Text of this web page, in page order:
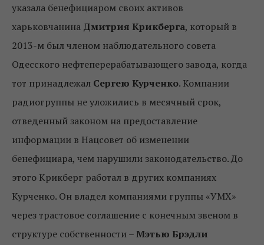
указала бенефициаром своих активов
харьковчанина Дмитрия Крикберга, который в
2013-м был членом наблюдательного совета
Одесского нефтеперерабатывающего завода, когда
тот принадлежал Сергею Курченко. Компании
радиогруппы не уложились в месячный срок,
отведенный законом на предоставление
информации в Нацсовет об изменении
бенефициара, чем нарушили законодательство. До
этого Крикберг работал в других компаниях
Курченко. Он владел компаниями группы «УМХ»
через трастовое соглашение с конечным звеном в
структуре собственности –Мэтью Брэдли